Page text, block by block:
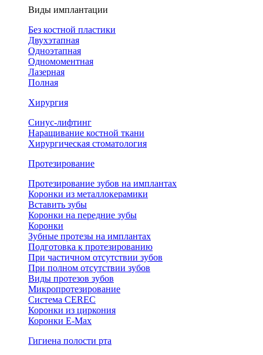
Виды имплантации
Без костной пластики
Двухэтапная
Одноэтапная
Одномоментная
Лазерная
Полная
Хирургия
Синус-лифтинг
Наращивание костной ткани
Хирургическая стоматология
Протезирование
Протезирование зубов на имплантах
Коронки из металлокерамики
Вставить зубы
Коронки на передние зубы
Коронки
Зубные протезы на имплантах
Подготовка к протезированию
При частичном отсутствии зубов
При полном отсутствии зубов
Виды протезов зубов
Микропротезирование
Система CEREC
Коронки из циркония
Коронки E-Max
Гигиена полости рта